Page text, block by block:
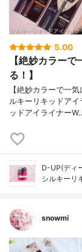
5.00
【絶妙カラー
る！】
【絶妙カラーで一
ルキーリキッドア
ッドアイライナー
D-UP(ディ
シルキーリ
snowmi